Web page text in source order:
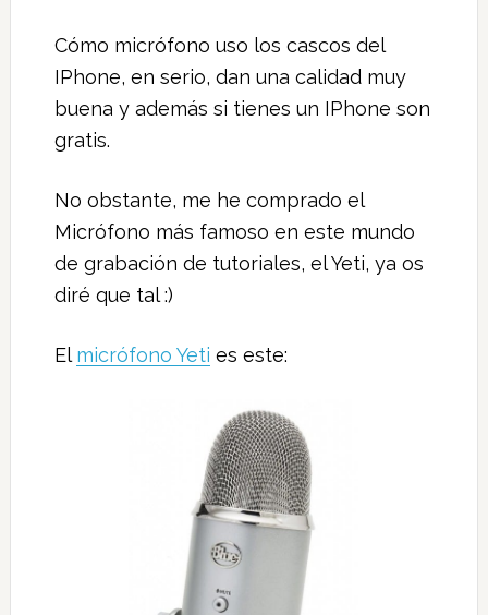
Cómo micrófono uso los cascos del
IPhone, en serio, dan una calidad muy
buena y además si tienes un IPhone son
gratis.
No obstante, me he comprado el
Micrófono más famoso en este mundo
de grabación de tutoriales, el Yeti, ya os
diré que tal :)
El micrófono Yeti es este: